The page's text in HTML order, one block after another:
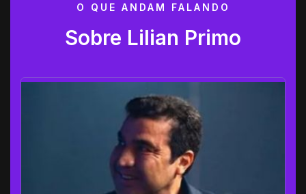
O QUE ANDAM FALANDO
Sobre Lilian Primo